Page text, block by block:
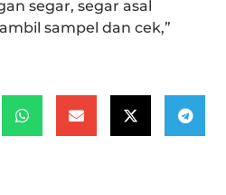
segar, segar asal
sampel dan cek,”